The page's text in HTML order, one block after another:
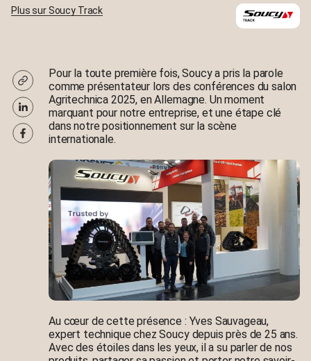
Pour la toute première fois, Soucy a pris la parole
comme présentateur lors des conférences du salon
Agritechnica 2025, en Allemagne. Un moment
marquant pour notre entreprise, et une étape clé
dans notre positionnement sur la scène
internationale.
Au cœur de cette présence : Yves Sauvageau,
expert technique chez Soucy depuis près de 25 ans.
Avec des étoiles dans les yeux, il a su parler de nos
Plus sur Soucy Track